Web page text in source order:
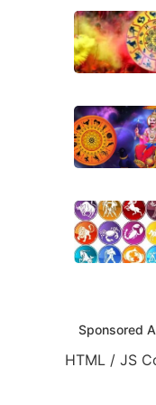
/ JS Code
Sponsored
HTML / JS